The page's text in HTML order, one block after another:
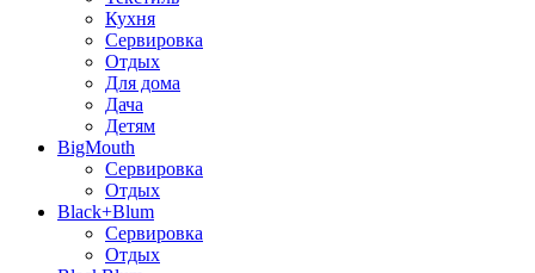
Кухня
Сервировка
Отдых
Для дома
Дача
Детям
BigMouth
Сервировка
Отдых
Black+Blum
Сервировка
Отдых